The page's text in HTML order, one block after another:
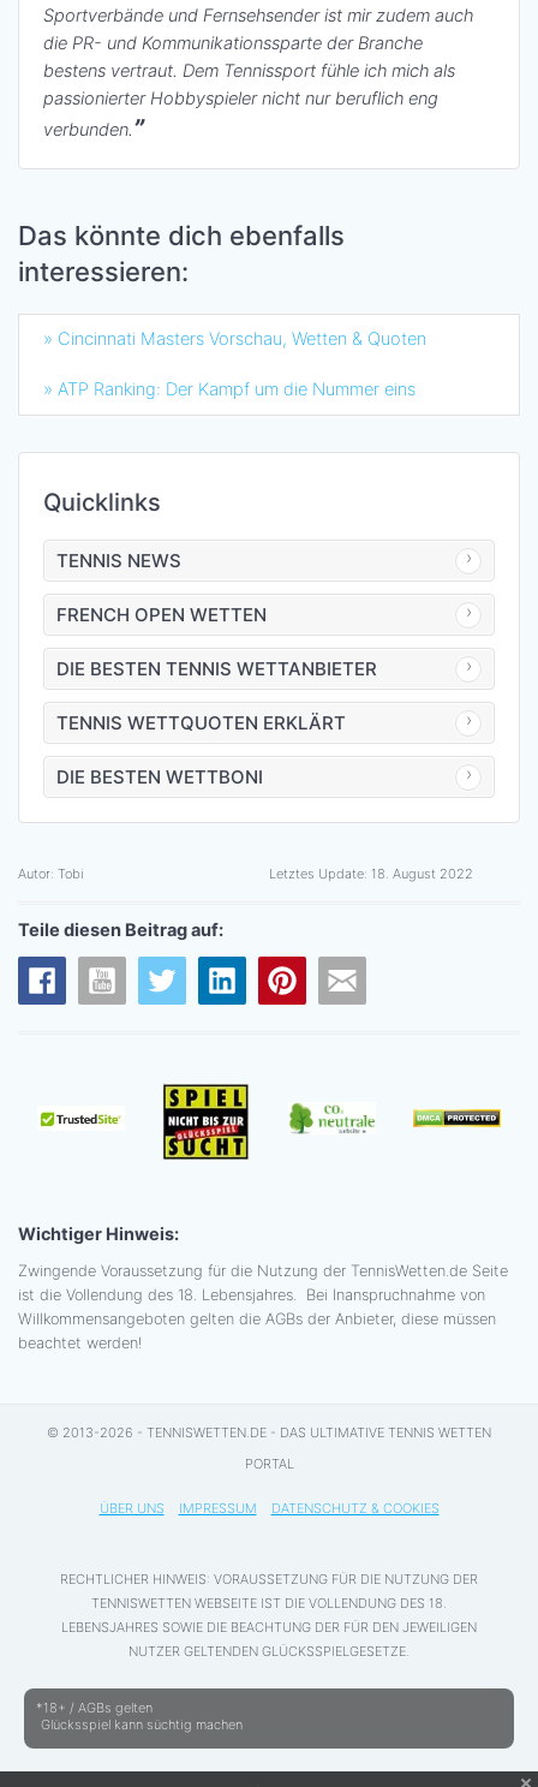
Sportverbände und Fernsehsender ist mir zudem auch
die PR- und Kommunikationssparte der Branche
bestens vertraut. Dem Tennissport fühle ich mich als
passionierter Hobbyspieler nicht nur beruflich eng
verbunden.
Das könnte dich ebenfalls
interessieren:
» Cincinnati Masters Vorschau, Wetten & Quoten
» ATP Ranking: Der Kampf um die Nummer eins
Quicklinks
TENNIS NEWS
FRENCH OPEN WETTEN
DIE BESTEN TENNIS WETTANBIETER
TENNIS WETTQUOTEN ERKLÄRT
DIE BESTEN WETTBONI
Autor: Tobi Letztes Update: 18. August 2022
Teile diesen Beitrag auf:
Wichtiger Hinweis:
Zwingende Voraussetzung für die Nutzung der TennisWetten.de Seite
ist die Vollendung des 18. Lebensjahres. Bei Inanspruchnahme von
Willkommensangeboten gelten die AGBs der Anbieter, diese müssen
beachtet werden!
*18+ / AGBs gelten
Glücksspiel kann süchtig machen
© 2013-2026 - TENNISWETTEN.DE - DAS ULTIMATIVE TENNIS WETTEN
PORTAL
ÜBER UNS IMPRESSUM DATENSCHUTZ & COOKIES
RECHTLICHER HINWEIS: VORAUSSETZUNG FÜR DIE NUTZUNG DER
TENNISWETTEN WEBSEITE IST DIE VOLLENDUNG DES 18.
LEBENSJAHRES SOWIE DIE BEACHTUNG DER FÜR DEN JEWEILIGEN
NUTZER GELTENDEN GLÜCKSSPIELGESETZE.